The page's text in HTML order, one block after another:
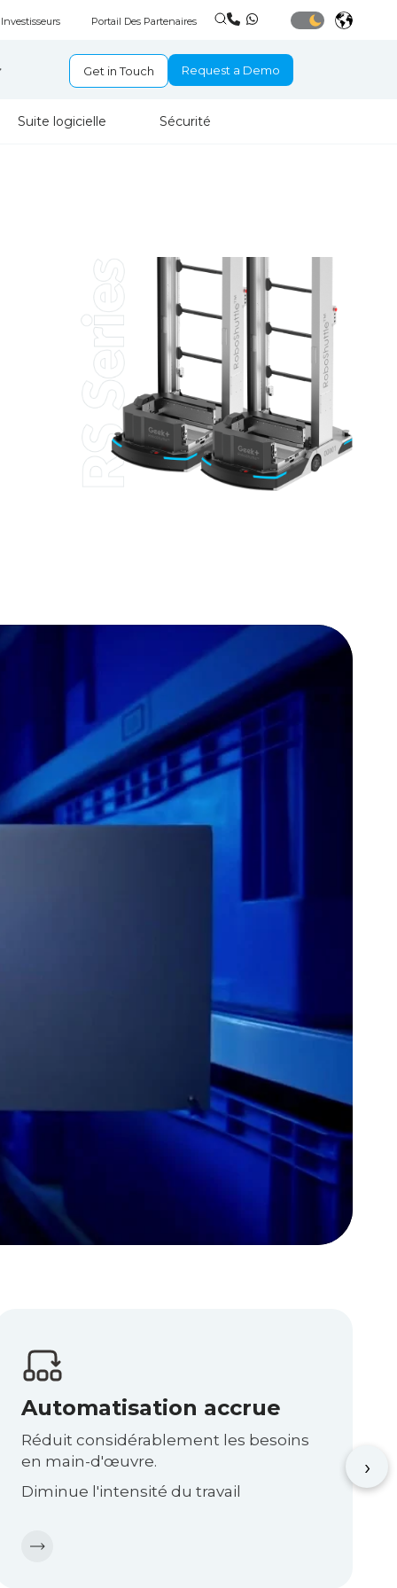
Investisseurs Portail Des Partenaires
Get in Touch Request a Demo
Suite logicielle Sécurité
Automatisation accrue
Réduit considérablement les besoins
en main-d'œuvre.
Diminue l'intensité du travail
›